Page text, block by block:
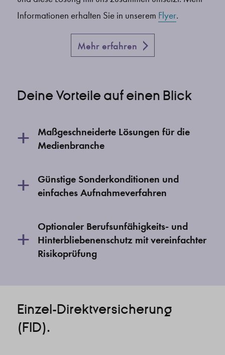
Informationen erhalten Sie in unserem Flyer.
Mehr erfahren
Deine Vorteile auf einen Blick
+
Maßgeschneiderte Lösungen für die
Medienbranche
+
Günstige Sonderkonditionen und
einfaches Aufnahmeverfahren
+
Optionaler Berufsunfähigkeits- und
Hinterbliebenenschutz mit vereinfachter
Risikoprüfung
Einzel-Direktversicherung
(FID).